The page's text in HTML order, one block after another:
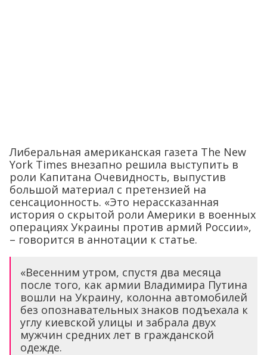
Либеральная американская газета The New
York Times внезапно решила выступить в
роли Капитана Очевидность, выпустив
большой материал с претензией на
сенсационность. «Это нерассказанная
история о скрытой роли Америки в военных
операциях Украины против армий России»,
– говорится в аннотации к статье.
«Весенним утром, спустя два месяца
после того, как армии Владимира Путина
вошли на Украину, колонна автомобилей
без опознавательных знаков подъехала к
углу киевской улицы и забрала двух
мужчин средних лет в гражданской
одежде.